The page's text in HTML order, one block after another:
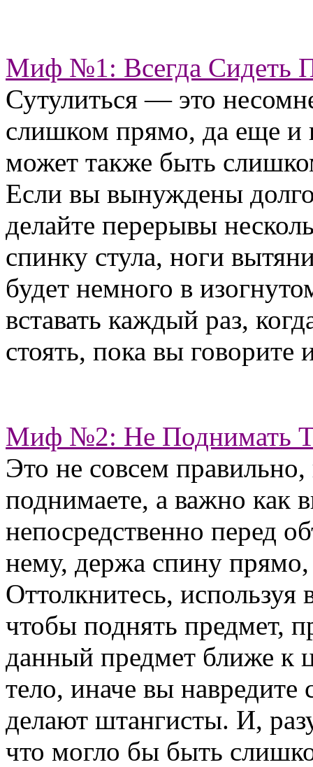
Миф №1: Всегда Сидеть
Сутулиться — это
слишком прямо, да еще и
может также быть
Если вы вынуждены долго
делайте перерывы
спинку стула, ноги
будет немного в
вставать каждый раз,
стоять, пока вы говорите
Миф №2: Не Поднимать
Это не совсем
поднимаете, а важно как
непосредственно перед
нему, держа спину прямо,
Оттолкнитесь,
чтобы поднять предмет,
данный предмет ближе к
тело, иначе вы
делают штангисты. И,
что могло бы быть